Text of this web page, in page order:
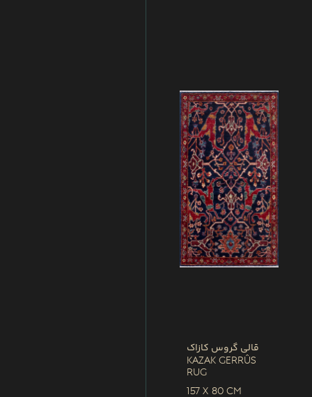
قالی گروس کازاک
Kazak Gerrûs
Rug
157 x 80 CM